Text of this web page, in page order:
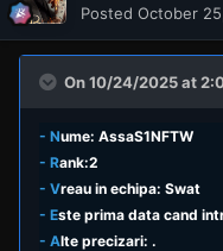
Posted October
On 10/24/2025 at
- Nume: AssaS1NFTW
- Rank:2
- Vreau in echipa: Swat
- Este prima data cand
- Alte precizari: .